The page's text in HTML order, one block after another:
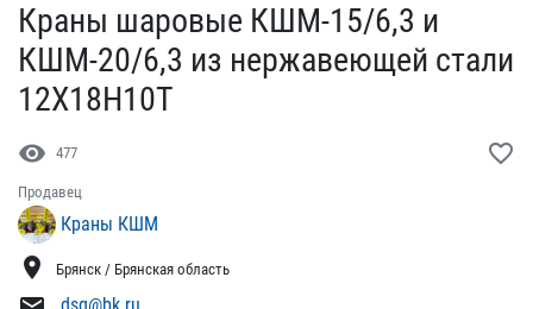
Краны шаровые КШМ-15/6,3​ и
КШМ-20/6,3 из нержаве​ющей стали
12Х18Н10Т
visibility 477 favorite_border
Продавец
Краны КШМ
location_on Брянск / Брянская область